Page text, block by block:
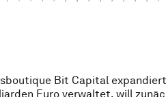
Bit Capital
Euro verwaltet, will